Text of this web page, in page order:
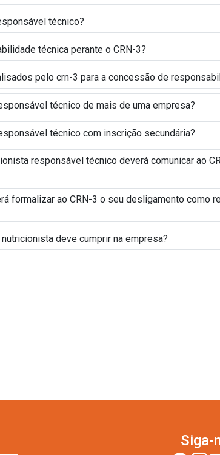
técnico?
técnica perante o CRN-3?
pelo crn-3 para a concessão de
técnico de mais de uma empresa?
técnico com inscrição secundária?
responsável técnico deverá comunicar ao
formalizar ao CRN-3 o seu desligamento como
deve cumprir na empresa?
Siga-